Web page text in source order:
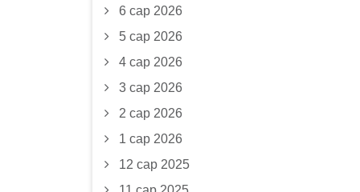
6 сар 2026
5 сар 2026
4 сар 2026
3 сар 2026
2 сар 2026
1 сар 2026
12 сар 2025